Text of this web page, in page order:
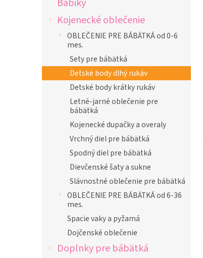
Kojenecké oblečenie
OBLEČENIE PRE BÁBÄTKÁ od 0-6
mes.
Sety pre bábätká
Detské body dlhý rukáv
Detské body krátky rukáv
Letné-jarné oblečenie pre
bábätká
Kojenecké dupačky a overaly
Vrchný diel pre bábätká
Spodný diel pre bábätká
Dievčenské šaty a sukne
Slávnostné oblečenie pre bábätká
OBLEČENIE PRE BÁBÄTKÁ od 6-36
mes.
Spacie vaky a pyžamá
Dojčenské oblečenie
Doplnky pre bábätká